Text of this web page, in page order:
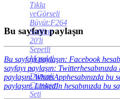
Tıkla
veGörseli
Büyüt:F264
Softline
20'li
Sepetli
Mandal
-
Düzenli
Çamaşır
Seti
Bu sayfayı paylaşın
Bu sayfayı paylaşın: Facebook
sayfayı paylaşın: Twitterhesabınızda
paylaşın: WhatsApphesabınızda bu
paylaşın: LinkedIn hesabınızda bu